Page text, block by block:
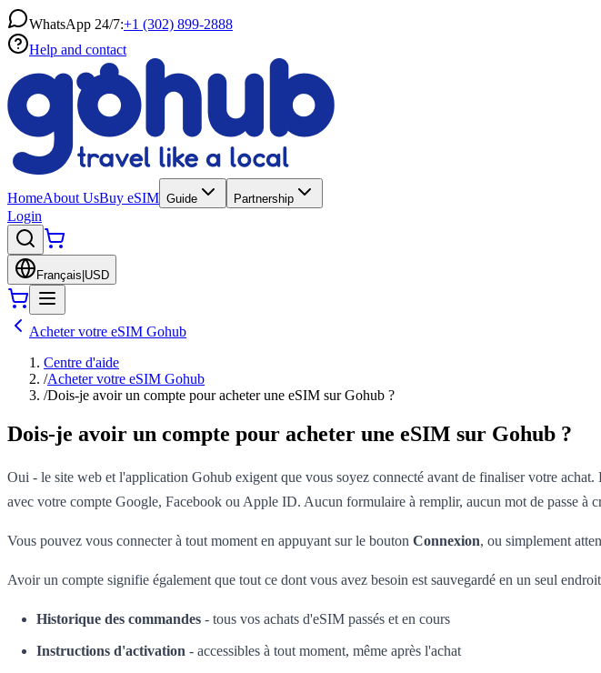
WhatsApp 24/7:+1 (302) 899-2888
Help and contact
HomeAbout UsBuy eSIM Guide Partnership
Login
Français USD
Acheter votre eSIM Gohub
Centre d'aide
/Acheter votre eSIM Gohub
/Dois-je avoir un compte pour acheter une eSIM sur Gohub ?
Dois-je avoir un compte pour acheter une eSIM sur Gohub ?
Oui - le site web et l'application Gohub exigent que vous soyez connecté avant de finaliser votre
avec votre compte Google, Facebook ou Apple ID. Aucun formulaire à remplir, aucun mot de passe à
Vous pouvez vous connecter à tout moment en appuyant sur le bouton Connexion, ou simplement
Avoir un compte signifie également que tout ce dont vous avez besoin est sauvegardé en un seul
Historique des commandes - tous vos achats d'eSIM passés et en cours
Instructions d'activation - accessibles à tout moment, même après l'achat